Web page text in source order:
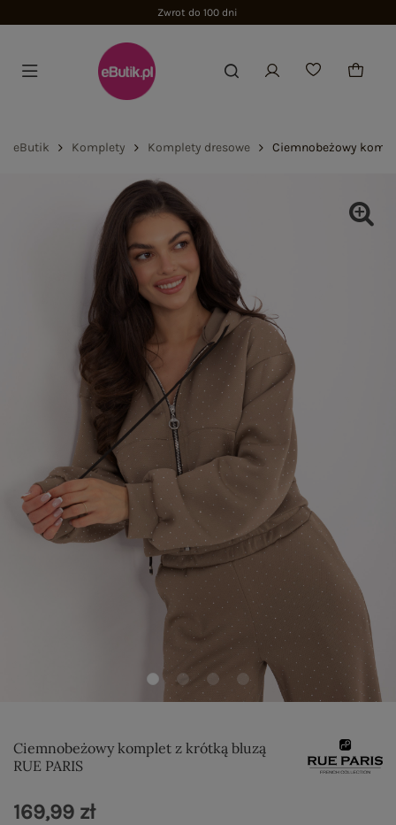
Zwrot do 100 dni
eButik Komplety Komplety dresowe Ciemnobeżowy
Ciemnobeżowy komplet z krótką bluzą
RUE PARIS
169,99 zł